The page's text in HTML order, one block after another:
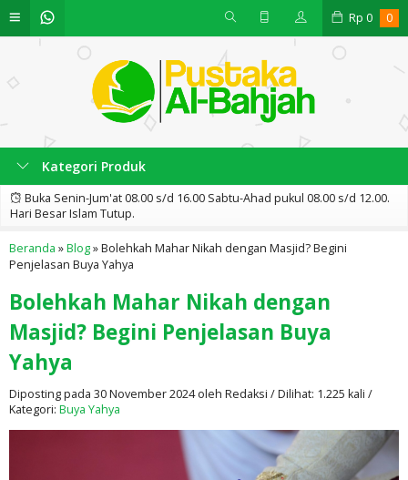
Rp 0 0
Kategori Produk
Buka Senin-Jum'at 08.00 s/d 16.00 Sabtu-Ahad pukul 08.00 s/d 12.00.
Hari Besar Islam Tutup.
Beranda »Blog»Bolehkah Mahar Nikah dengan Masjid? Begini
Penjelasan Buya Yahya
Bolehkah Mahar Nikah dengan
Masjid? Begini Penjelasan Buya
Yahya
Diposting pada 30 November 2024 oleh Redaksi / Dilihat: 1.225 kali /
Kategori: Buya Yahya